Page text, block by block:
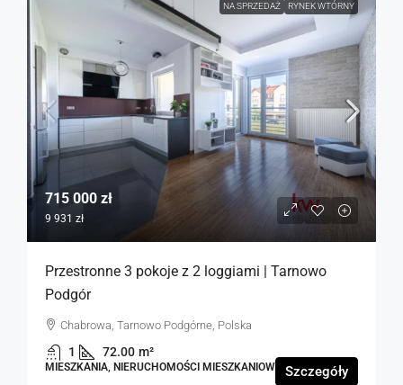
NA SPRZEDAŻ RYNEK WTÓRNY
715 000 zł
9 931 zł
Przestronne 3 pokoje z 2 loggiami | Tarnowo
Podgór
Chabrowa, Tarnowo Podgórne, Polska
1 72.00 m²
MIESZKANIA, NIERUCHOMOŚCI MIESZKANIOWE Szczegóły